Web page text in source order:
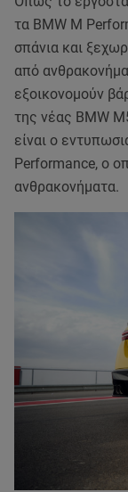
τα BMW M
σπάνια και
από
εξοικονομούν
της νέας BMW
είναι ο
Performance, ο
ανθρακονήματα.